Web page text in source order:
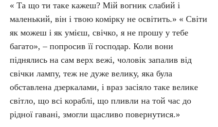
« Та що ти таке кажеш? Мій вогник слабий і
маленький, він і твою комірку не освітить.» « Світи
як можеш і як умієш, свічко, я не прошу у тебе
багато», – попросив її господар. Коли вони
піднялись на сам верх вежі, чоловік запалив від
свічки лампу, теж не дуже велику, яка була
обставлена дзеркалами, і враз засіяло таке велике
світло, що всі кораблі, що пливли на той час до
рідної гавані, змогли щасливо повернутися.»